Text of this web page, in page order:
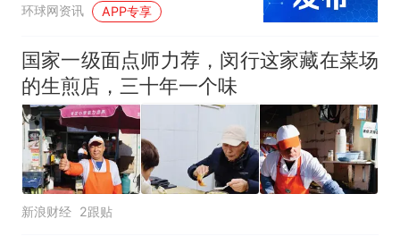
全部作废，公平么？
环球网资讯 APP专享
国家一级面点师力荐，闵行这家藏在菜场
的生煎店，三十年一个味
新浪财经 2跟贴